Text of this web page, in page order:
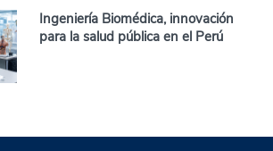
Ingeniería Biomédica, innovación
para la salud pública en el Perú